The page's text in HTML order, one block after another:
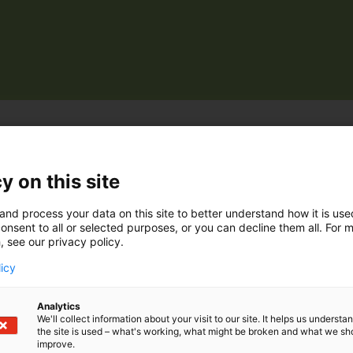
Oy on innovatiivinen yritys, jonka juuret ovat
kotimaisia juureksia ja vihanneksia vähittäiskaupan,
luomuvihannekset on vuoden 2025
ne säilyvät pitkään, niissä on kaikki hyvä tallella
Pakastekuivaus säilyttää vihanneksien
kasvaa jatkuvasti.
on this site
process your data on this site to better understand how it is
to all or selected purposes, or you can decline them all. For
see our privacy policy.
Analytics
We'll collect information about your visit to our site. It helps us
the site is used – what's working, what might be broken and what we
improve.